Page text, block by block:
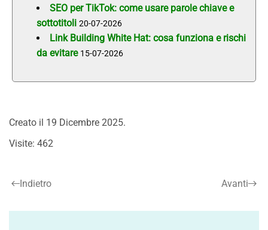
SEO per TikTok: come usare parole chiave e
sottotitoli 20-07-2026
Link Building White Hat: cosa funziona e rischi
da evitare 15-07-2026
Creato il 19 Dicembre 2025.
Visite: 462
Indietro Avanti